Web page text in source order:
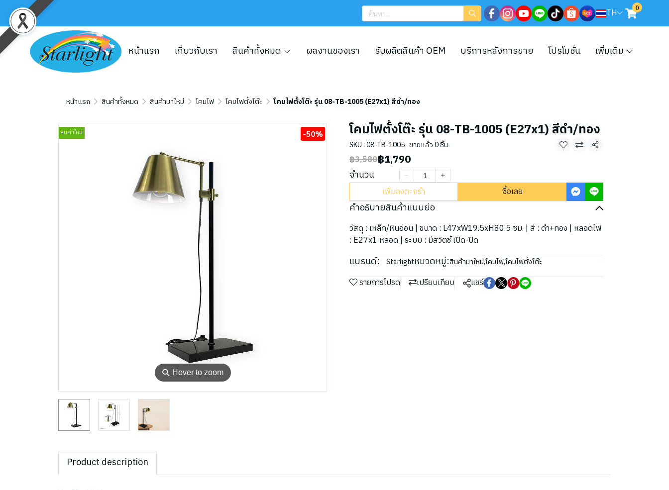
TH 0
หน้าแรก เกี่ยวกับเรา สินค้าทั้งหมด ผลงานของเรา รับผลิตสินค้า OEM บริการหลังการขาย โปรโมชั่น เพิ่มเติม
หน้าแรก สินค้าทั้งหมด สินค้ามาใหม่ โคมไฟ โคมไฟตั้งโต๊ะ โคมไฟตั้งโต๊ะ รุ่น 08-TB-1005 (E27x1) สีดำ/ทอง
⚲ Hover to zoom
สินค้าใหม่ -50% โคมไฟตั้งโต๊ะ รุ่น 08-TB-1005 (E27x1) สีดำ/ทอง
SKU : 08-TB-1005 ขายแล้ว 0 ชิ้น
แชร์
฿3,580฿1,790
จำนวน
เพิ่มลงตะกร้า ซื้อเลย
คำอธิบายสินค้าแบบย่อ
วัสดุ : เหล็ก/หินอ่อน | ขนาด : L47xW19.5xH80.5 ซม. | สี : ดำ+ทอง | หลอดไฟ
: E27x1 หลอด | ระบบ : มีสวิตช์ เปิด-ปิด
แบรนด์: Starlightหมวดหมู่:สินค้ามาใหม่,โคมไฟ,โคมไฟตั้งโต๊ะ
รายการโปรด เปรียบเทียบ แชร์
Product description